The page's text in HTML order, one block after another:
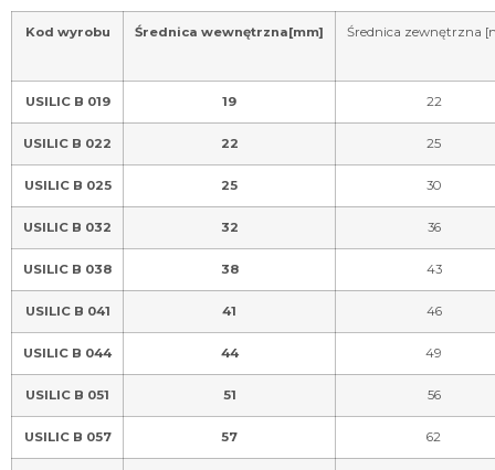
Kod wyrobu Średnica wewnętrzna[mm] Średnica zewnętrzna
USILIC B 019 19 22
USILIC B 022 22 25
USILIC B 025 25 30
USILIC B 032 32 36
USILIC B 038 38 43
USILIC B 041 41 46
USILIC B 044 44 49
USILIC B 051 51 56
USILIC B 057 57 62